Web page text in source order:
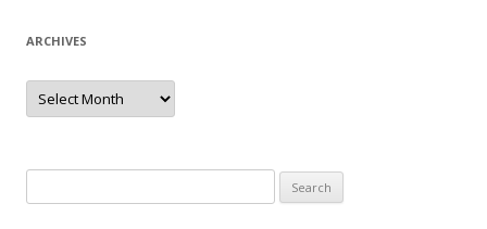
ARCHIVES
Archives
for: